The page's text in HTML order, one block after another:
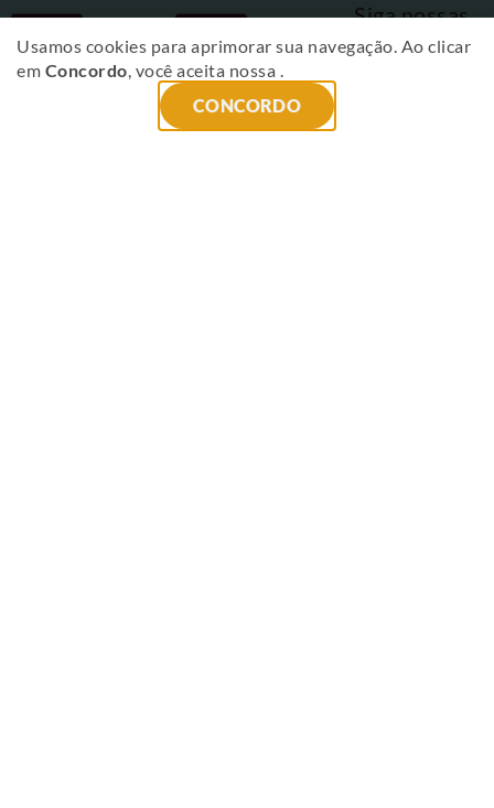
Fique
Siga nossas
redes sociais
CONCORDO
Usamos cookies para aprimorar sua navegação. Ao clicar
em Concordo, você aceita nossa .